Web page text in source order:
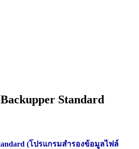
Standard
(โปรแกรมสำรองข้อมูลไฟล์